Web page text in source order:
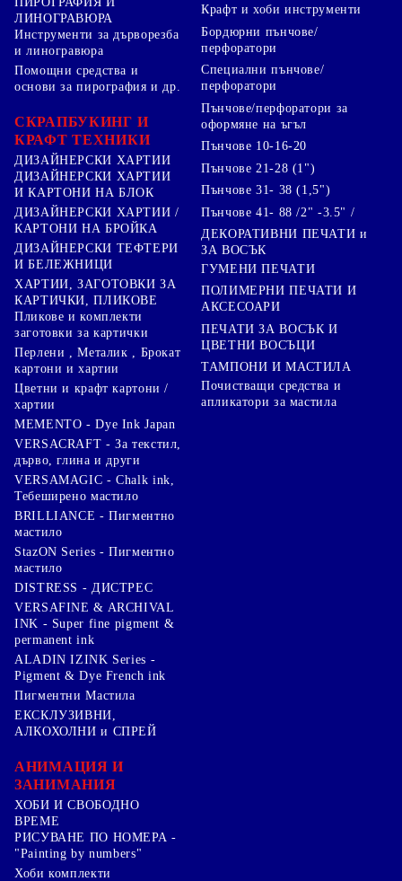
ЛИНОГРАВЮРА
Инструменти за дърворезба
и линогравюра
Помощни средства и
основи за пирография и др.
СКРАПБУКИНГ И
КРАФТ ТЕХНИКИ
ДИЗАЙНЕРСКИ ХАРТИИ
ДИЗАЙНЕРСКИ ХАРТИИ
И КАРТОНИ НА БЛОК
ДИЗАЙНЕРСКИ ХАРТИИ /
КАРТОНИ НА БРОЙКА
ДИЗАЙНЕРСКИ ТЕФТЕРИ
И БЕЛЕЖНИЦИ
ХАРТИИ, ЗАГОТОВКИ ЗА
КАРТИЧКИ, ПЛИКОВЕ
Пликове и комплекти
заготовки за картички
Перлени , Металик , Брокат
картони и хартии
Цветни и крафт картони /
хартии
Крафт и хоби инструменти
Бордюрни пънчове/
перфоратори
Специални пънчове/
перфоратори
Пънчове/перфоратори за
оформяне на ъгъл
Пънчове 10-16-20
Пънчове 21-28 (1")
Пънчове 31- 38 (1,5")
Пънчове 41- 88 /2" -3.5" /
ДЕКОРАТИВНИ ПЕЧАТИ и
ЗА ВОСЪК
ГУМЕНИ ПЕЧАТИ
ПОЛИМЕРНИ ПЕЧАТИ И
АКСЕСОАРИ
ПЕЧАТИ ЗА ВОСЪК И
ЦВЕТНИ ВОСЪЦИ
ТАМПОНИ И МАСТИЛА
Почистващи средства и
апликатори за мастила
MEMENTO - Dye Ink Japan
VERSACRAFT - За текстил,
дърво, глина и други
VERSAMAGIC - Chalk ink,
Тебеширено мастило
BRILLIANCE - Пигментно
мастило
StazON Series - Пигментно
мастило
DISTRESS - ДИСТРЕС
VERSAFINE & ARCHIVAL
INK - Super fine pigment &
permanent ink
ALADIN IZINK Series -
Pigment & Dye French ink
Пигментни Мастила
ЕКСКЛУЗИВНИ,
АЛКОХОЛНИ и СПРЕЙ
АНИМАЦИЯ И
ЗАНИМАНИЯ
ХОБИ И СВОБОДНО
ВРЕМЕ
РИСУВАНЕ ПО НОМЕРА -
"Painting by numbers"
Хоби комплекти